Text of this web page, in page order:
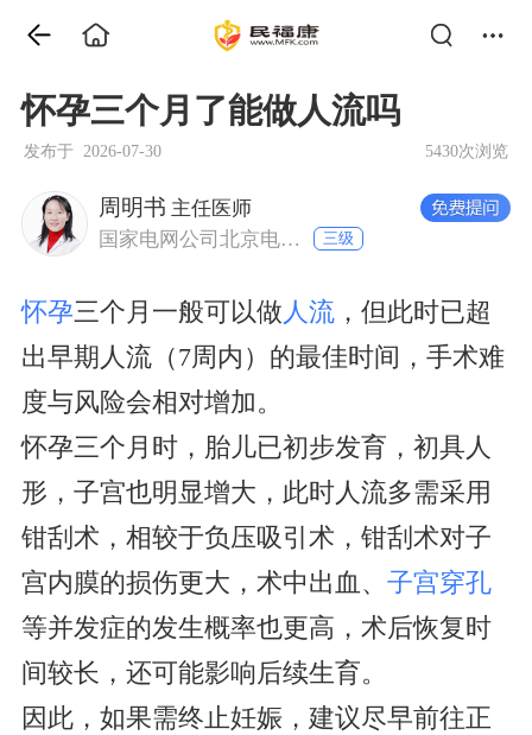
怀孕三个月了能做人流吗
发布于 2026-07-30 5430次浏览
周明书 主任医师
国家电网公司北京电力医院 妇产科
三级
怀孕三个月一般可以做人流，但此时已超
出早期人流（7周内）的最佳时间，手术难
度与风险会相对增加。
怀孕三个月时，胎儿已初步发育，初具人
形，子宫也明显增大，此时人流多需采用
钳刮术，相较于负压吸引术，钳刮术对子
宫内膜的损伤更大，术中出血、 子宫穿孔
等并发症的发生概率也更高，术后恢复时
间较长，还可能影响后续生育。
因此，如果需终止妊娠，建议尽早前往正